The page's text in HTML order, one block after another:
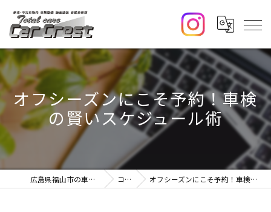
オフシーズンにこそ予約！車検
の賢いスケジュール術
広島県福山市の車検ならCar Crest コラム オフシーズンにこそ予約！車検の賢いスケジュール術